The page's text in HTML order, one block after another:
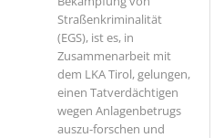
Straßenkriminalität
(EGS), ist es, in
Zusammenarbeit mit
dem LKA Tirol, gelungen,
einen Tatverdächtigen
wegen Anlagenbetrugs
auszu-forschen und